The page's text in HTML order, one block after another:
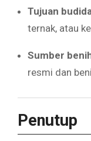
Tujuan
ternak, atau
Sumber
resmi dan
Penutup